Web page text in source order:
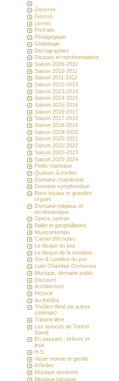
Oeuvres
Genres
Livrets
Portraits
Pédagogique
Glottologie
Discographies
Disques et représentations
Saison 2009-2010
Saison 2010-2011
Saison 2011-2012
Saison 2012-2013
Saison 2013-2014
Saison 2014-2015
Saison 2015-2016
Saison 2016-2017
Saison 2017-2018
Saison 2018-2019
Saison 2019-2020
Saison 2020-2021
Saison 2021-2022
Saison 2022-2023
Saison 2023-2024
Petits marteaux
Quatuor à cordes
Domaine chambriste
Domaine symphonique
Bons tuyaux et grandes
orgues
Domaine religieux et
ecclésiastique
Opéra, opéras
Ballet et gargouillades
Musicontempo
Carnet d'écoutes
Le disque du jour
Le disque de la semaine
Son & Lumière du jour
Lutin Chamber Orchestra
Musique, domaine public
Discourir
Architecture
Pictural
Au théâtre
Théâtre filmé (et autres
cinémas)
Tribune libre
Les astuces de Tonton
David
En passant - brèves et
jeux
H.S.
Vaste monde et gentils
A l'index
Musique ancienne
Musique baroque